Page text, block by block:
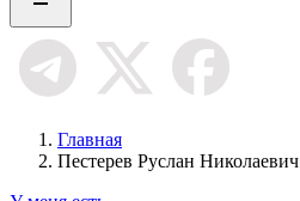
Главная
Пестерев Руслан Николаевич